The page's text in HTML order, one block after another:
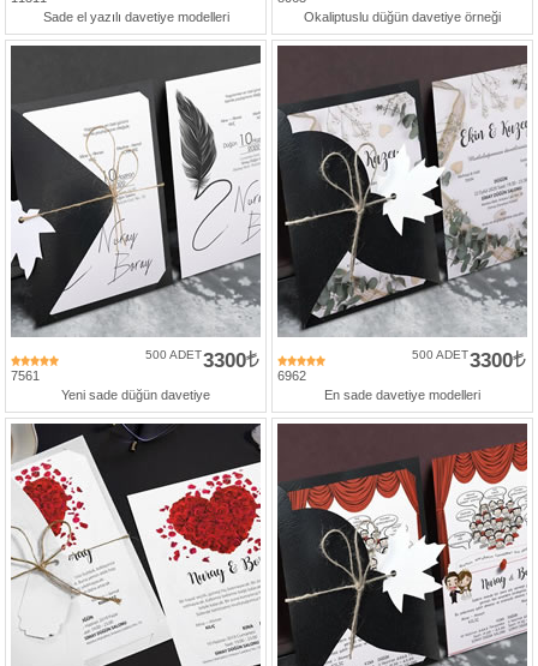
Sade el yazılı davetiye modelleri Okaliptuslu düğün davetiye örneği
7561
3300
500 ADET
Yeni sade düğün davetiye
6962
3300
500 ADET
En sade davetiye modelleri